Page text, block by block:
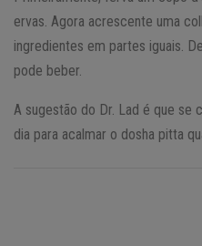
ervas. Agora acrescente uma
ingredientes em partes iguais.
pode beber.
A sugestão do Dr. Lad é que se
dia para acalmar o dosha pitta